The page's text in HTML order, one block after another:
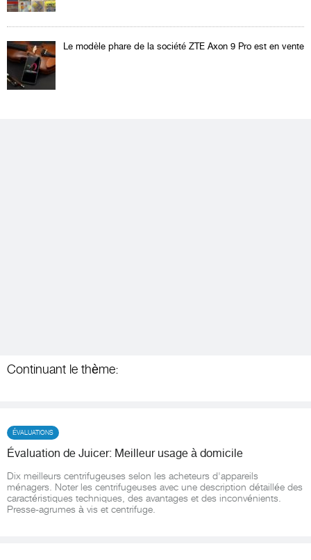
Le modèle phare de la société ZTE Axon 9 Pro est en vente
Continuant le thème:
ÉVALUATIONS
Évaluation de Juicer: Meilleur usage à domicile
Dix meilleurs centrifugeuses selon les acheteurs d'appareils
ménagers. Noter les centrifugeuses avec une description détaillée des
caractéristiques techniques, des avantages et des inconvénients.
Presse-agrumes à vis et centrifuge.